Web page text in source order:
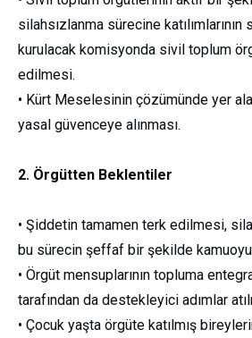
silahsızlanma sürecine
kurulacak komisyonda sivil toplum
edilmesi.
• Kürt Meselesinin çözümünde yer
yasal güvenceye alınması.
2. Örgütten Beklentiler
• Şiddetin tamamen terk edilmesi,
bu sürecin şeffaf bir şekilde
• Örgüt mensuplarının topluma
tarafından da destekleyici adımlar
• Çocuk yaşta örgüte katılmış